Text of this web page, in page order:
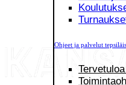
Ohjeet ja palvelut